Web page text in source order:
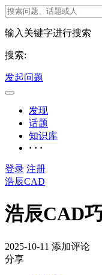
输入关键字进行搜索
搜索:
发起问题
发现
话题
知识库
· · ·
登录 注册
浩辰CAD
浩辰CAD
2025-10-11 添加评论
分享